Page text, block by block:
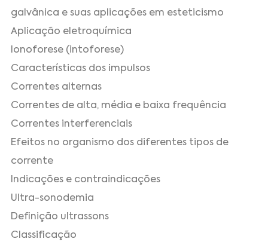
galvânica e suas aplicações em esteticismo
Aplicação eletroquímica
Ionoforese (intoforese)
Características dos impulsos
Correntes alternas
Correntes de alta, média e baixa frequência
Correntes interferenciais
Efeitos no organismo dos diferentes tipos de
corrente
Indicações e contraindicações
Ultra-sonodemia
Definição ultrassons
Classificação